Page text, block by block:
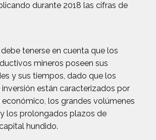
durante 2018 las cifras de
tenerse en cuenta que los
mineros poseen sus
y sus tiempos, dado que los
están caracterizados por
los grandes volúmenes
los prolongados plazos de
hundido.